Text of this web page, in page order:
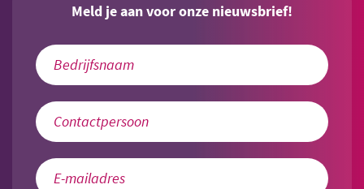
Meld je aan voor onze nieuwsbrief!